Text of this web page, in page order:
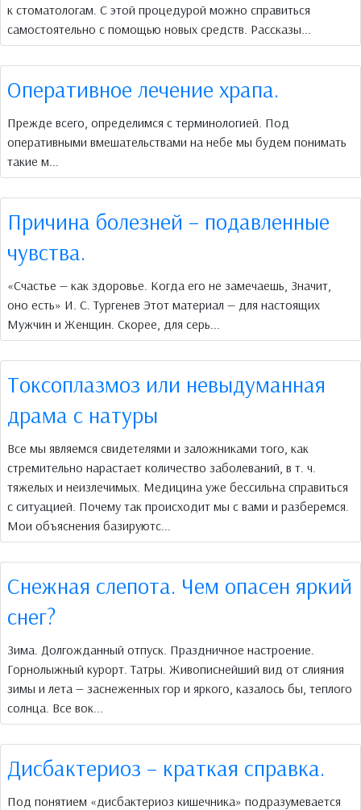
к стоматологам. С этой процедурой можно справиться
самостоятельно с помощью новых средств. Рассказы...
Оперативное лечение храпа.
Прежде всего, определимся с терминологией. Под
оперативными вмешательствами на небе мы будем понимать
такие м...
Причина болезней – подавленные
чувства.
«Счастье — как здоровье. Когда его не замечаешь, Значит,
оно есть» И. С. Тургенев Этот материал — для настоящих
Мужчин и Женщин. Скорее, для серь...
Токсоплазмоз или невыдуманная
драма с натуры
Все мы являемся свидетелями и заложниками того, как
стремительно нарастает количество заболеваний, в т. ч.
тяжелых и неизлечимых. Медицина уже бессильна справиться
с ситуацией. Почему так происходит мы с вами и разберемся.
Мои объяснения базируютс...
Снежная слепота. Чем опасен яркий
снег?
Зима. Долгожданный отпуск. Праздничное настроение.
Горнолыжный курорт. Татры. Живописнейший вид от слияния
зимы и лета — заснеженных гор и яркого, казалось бы, теплого
солнца. Все вок...
Дисбактериоз – краткая справка.
Под понятием «дисбактериоз кишечника» подразумевается